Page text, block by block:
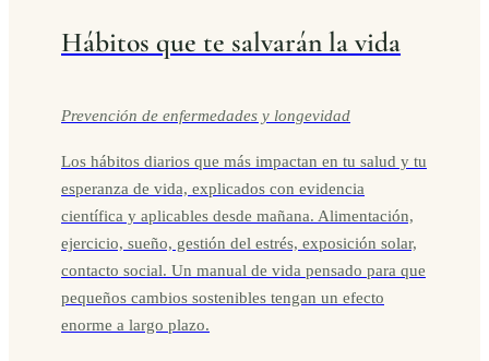
Hábitos que te salvarán la vida
Prevención de enfermedades y longevidad
Los hábitos diarios que más impactan en tu salud y tu
esperanza de vida, explicados con evidencia
científica y aplicables desde mañana. Alimentación,
ejercicio, sueño, gestión del estrés, exposición solar,
contacto social. Un manual de vida pensado para que
pequeños cambios sostenibles tengan un efecto
enorme a largo plazo.